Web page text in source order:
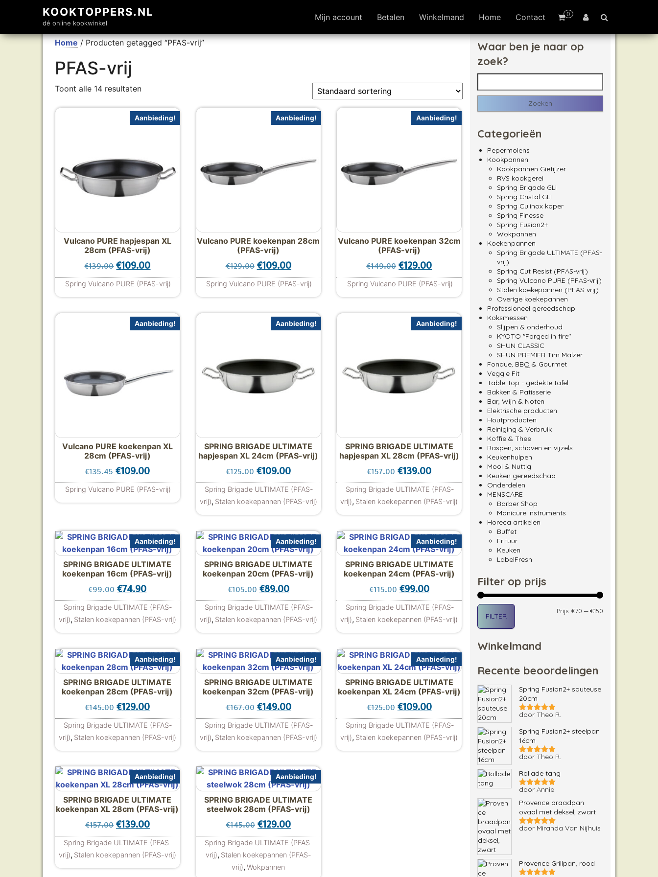
KOOKTOPPERS.NL
dé online kookwinkel
0
Mijn account Betalen Winkelmand Home Contact
Home / Producten getagged “PFAS-vrij”
PFAS-vrij
Toont alle 14 resultaten
Aanbieding!
Vulcano PURE hapjespan XL
28cm (PFAS-vrij)
€139.00 Oorspronkelijke prijs was: €139.00.
€109.00Huidige prijs is: €109.00.
Spring Vulcano PURE (PFAS-vrij)
Aanbieding!
Vulcano PURE koekenpan 28cm
(PFAS-vrij)
€129.00 Oorspronkelijke prijs was: €129.00.
€109.00Huidige prijs is: €109.00.
Spring Vulcano PURE (PFAS-vrij)
Aanbieding!
Vulcano PURE koekenpan 32cm
(PFAS-vrij)
€149.00 Oorspronkelijke prijs was: €149.00.
€129.00Huidige prijs is: €129.00.
Spring Vulcano PURE (PFAS-vrij)
Aanbieding!
Vulcano PURE koekenpan XL
28cm (PFAS-vrij)
€135.45 Oorspronkelijke prijs was: €135.45.
€109.00Huidige prijs is: €109.00.
Spring Vulcano PURE (PFAS-vrij)
Aanbieding!
SPRING BRIGADE ULTIMATE
hapjespan XL 24cm (PFAS-vrij)
€125.00 Oorspronkelijke prijs was: €125.00.
€109.00Huidige prijs is: €109.00.
Spring Brigade ULTIMATE (PFAS-
vrij), Stalen koekepannen (PFAS-vrij)
Aanbieding!
SPRING BRIGADE ULTIMATE
hapjespan XL 28cm (PFAS-vrij)
€157.00 Oorspronkelijke prijs was: €157.00.
€139.00Huidige prijs is: €139.00.
Spring Brigade ULTIMATE (PFAS-
vrij), Stalen koekepannen (PFAS-vrij)
Aanbieding!
SPRING BRIGADE ULTIMATE
koekenpan 16cm (PFAS-vrij)
€99.00 Oorspronkelijke prijs was: €99.00.
€74.90Huidige prijs is: €74.90.
Spring Brigade ULTIMATE (PFAS-
vrij), Stalen koekepannen (PFAS-vrij)
Aanbieding!
SPRING BRIGADE ULTIMATE
koekenpan 20cm (PFAS-vrij)
€105.00 Oorspronkelijke prijs was: €105.00.
€89.00Huidige prijs is: €89.00.
Spring Brigade ULTIMATE (PFAS-
vrij), Stalen koekepannen (PFAS-vrij)
Aanbieding!
SPRING BRIGADE ULTIMATE
koekenpan 24cm (PFAS-vrij)
€115.00 Oorspronkelijke prijs was: €115.00.
€99.00Huidige prijs is: €99.00.
Spring Brigade ULTIMATE (PFAS-
vrij), Stalen koekepannen (PFAS-vrij)
Aanbieding!
SPRING BRIGADE ULTIMATE
koekenpan 28cm (PFAS-vrij)
€145.00 Oorspronkelijke prijs was: €145.00.
€129.00Huidige prijs is: €129.00.
Spring Brigade ULTIMATE (PFAS-
vrij), Stalen koekepannen (PFAS-vrij)
Aanbieding!
SPRING BRIGADE ULTIMATE
koekenpan 32cm (PFAS-vrij)
€167.00 Oorspronkelijke prijs was: €167.00.
€149.00Huidige prijs is: €149.00.
Spring Brigade ULTIMATE (PFAS-
vrij), Stalen koekepannen (PFAS-vrij)
Aanbieding!
SPRING BRIGADE ULTIMATE
koekenpan XL 24cm (PFAS-vrij)
€125.00 Oorspronkelijke prijs was: €125.00.
€109.00Huidige prijs is: €109.00.
Spring Brigade ULTIMATE (PFAS-
vrij), Stalen koekepannen (PFAS-vrij)
Aanbieding!
SPRING BRIGADE ULTIMATE
koekenpan XL 28cm (PFAS-vrij)
€157.00 Oorspronkelijke prijs was: €157.00.
€139.00Huidige prijs is: €139.00.
Spring Brigade ULTIMATE (PFAS-
vrij), Stalen koekepannen (PFAS-vrij)
Aanbieding!
SPRING BRIGADE ULTIMATE
steelwok 28cm (PFAS-vrij)
€145.00 Oorspronkelijke prijs was: €145.00.
€129.00Huidige prijs is: €129.00.
Spring Brigade ULTIMATE (PFAS-
vrij), Stalen koekepannen (PFAS-
vrij), Wokpannen
Waar ben je naar op
zoek?
Zoeken naar:
Categorieën
Pepermolens
Kookpannen
Kookpannen Gietijzer
RVS kookgerei
Spring Brigade GLi
Spring Cristal GLI
Spring Culinox koper
Spring Finesse
Spring Fusion2+
Wokpannen
Koekenpannen
Spring Brigade ULTIMATE (PFAS-
vrij)
Spring Cut Resist (PFAS-vrij)
Spring Vulcano PURE (PFAS-vrij)
Stalen koekepannen (PFAS-vrij)
Overige koekepannen
Professioneel gereedschap
Koksmessen
Slijpen & onderhoud
KYOTO "Forged in fire"
SHUN CLASSIC
SHUN PREMIER Tim Mälzer
Fondue, BBQ & Gourmet
Veggie Fit
Table Top - gedekte tafel
Bakken & Patisserie
Bar, Wijn & Noten
Elektrische producten
Houtproducten
Reiniging & Verbruik
Koffie & Thee
Raspen, schaven en vijzels
Keukenhulpen
Mooi & Nuttig
Keuken gereedschap
Onderdelen
MENSCARE
Barber Shop
Manicure Instruments
Horeca artikelen
Buffet
Frituur
Keuken
LabelFresh
Filter op prijs
FILTER
Prijs: €70 — €150
Winkelmand
Recente beoordelingen
Spring Fusion2+ sauteuse
20cm
Gewaardeerd
door Theo R.
Spring Fusion2+ steelpan
16cm
Gewaardeerd
door Theo R.
Rollade tang
Gewaardeerd
door Annie
Provence braadpan
ovaal met deksel, zwart
Gewaardeerd
door Miranda Van Nijhuis
Provence Grillpan, rood